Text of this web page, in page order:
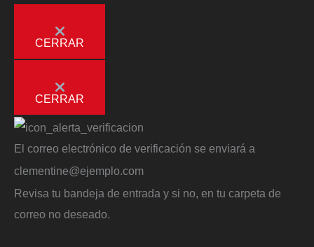
CERRAR
CERRAR
El correo electrónico de verificación se enviará a
clementine@ejemplo.com
Revisa tu bandeja de entrada y si no, en tu carpeta de
correo no deseado.